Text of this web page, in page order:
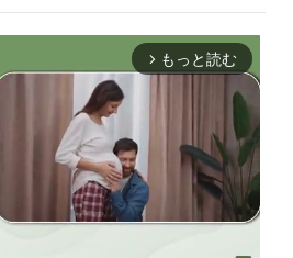
arrow_forward_ios もっと読む